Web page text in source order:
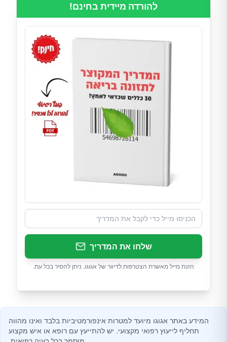
להורדה מיידית בחינם!
שלחו את המדריך
הזנת מייל מאשרת הצטרפות לדיוור של אגוגו. ניתן להסיר בכל עת.
המידע באתר אגוגו מיועד למטרות אינפורמטיביות בלבד ואינו מהווה
תחליף לייעוץ רפואי מקצועי. יש להתייעץ עם רופא או איש מקצוע